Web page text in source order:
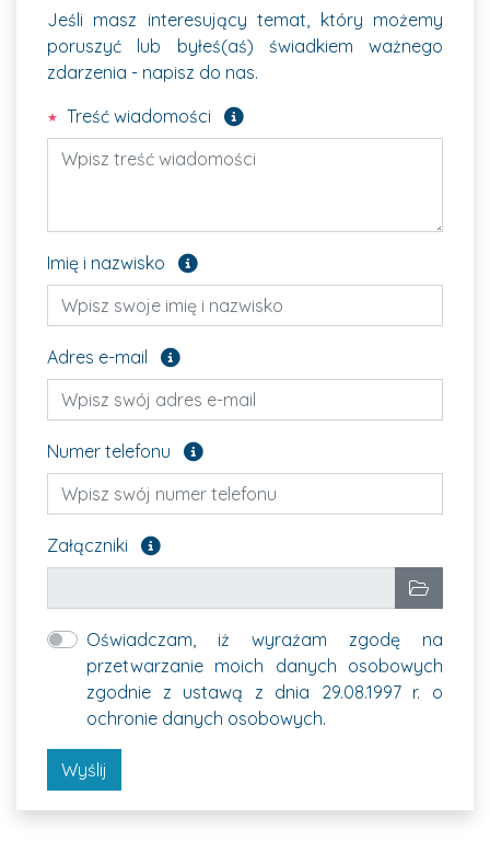
Jeśli masz interesujący temat, który możemy
poruszyć lub byłeś(aś) świadkiem ważnego
zdarzenia - napisz do nas.
Treść wiadomości
Pole wymagane
Imię i nazwisko Pole opcjonalne
Adres e-mail Pole opcjonalne
Numer telefonu Pole opcjonalne
Załączniki Załącz pliki, które chcesz wysłać. Pole
Wybierz
Oświadczam, iż wyrażam zgodę na
przetwarzanie moich danych osobowych
zgodnie z ustawą z dnia 29.08.1997 r. o
ochronie danych osobowych.
Wyślij